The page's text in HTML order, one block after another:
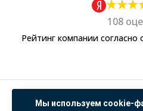
108
Рейтинг компании
Политика обработки
Согласие на обработку
Мы используем cookie-